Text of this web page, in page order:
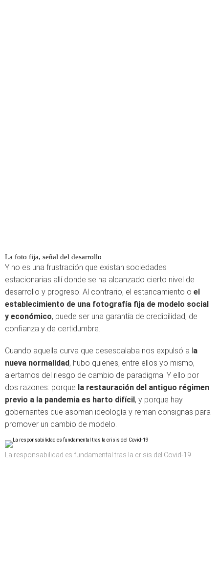
La foto fija, señal del desarrollo
Y no es una frustración que existan sociedades
estacionarias allí donde se ha alcanzado cierto nivel de
desarrollo y progreso. Al contrario, el estancamiento o el
establecimiento de una fotografía fija de modelo social
y económico, puede ser una garantía de credibilidad, de
confianza y de certidumbre.
Cuando aquella curva que desescalaba nos expulsó a la
nueva normalidad, hubo quienes, entre ellos yo mismo,
alertamos del riesgo de cambio de paradigma. Y ello por
dos razones: porque la restauración del antiguo régimen
previo a la pandemia es harto difícil, y porque hay
gobernantes que asoman ideología y reman consignas para
promover un cambio de modelo.
La responsabilidad es fundamental tras la crisis del Covid-19